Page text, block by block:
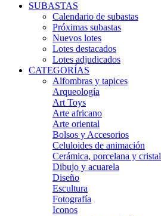
SUBASTAS
Calendario de subastas
Próximas subastas
Nuevos lotes
Lotes destacados
Lotes adjudicados
CATEGORÍAS
Alfombras y tapices
Arqueología
Art Toys
Arte africano
Arte oriental
Bolsos y Accesorios
Celuloides de animación
Cerámica, porcelana y cristal
Dibujo y acuarela
Diseño
Escultura
Fotografía
Iconos